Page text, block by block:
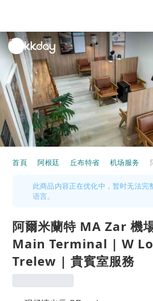
unread
notifications
首頁 阿根廷 丘布特省 机场服务
此商品内容正在优化中，暂时无法完
语言。
阿爾米蘭特 MA Zar 機
Main Terminal | W
Trelew | 貴賓室服務